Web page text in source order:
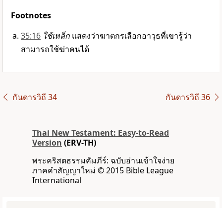
Footnotes
35:16 ใช้เหล็ก แสดงว่าฆาตกรเลือกอาวุธที่เขารู้ว่า
สามารถใช้ฆ่าคนได้
กันดารวิถี 34 กันดารวิถี 36
Thai New Testament: Easy-to-Read
Version (ERV-TH)
พระคริสตธรรมคัมภีร์: ฉบับอ่านเข้าใจง่าย
ภาคคำสัญญาใหม่ © 2015 Bible League
International